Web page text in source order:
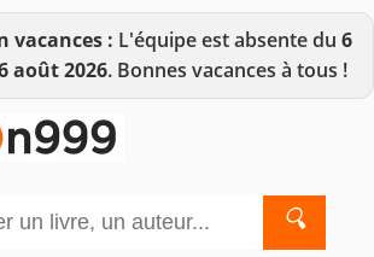
vacances : L'équipe est absente du 6
août 2026. Bonnes vacances à tous !
🔍